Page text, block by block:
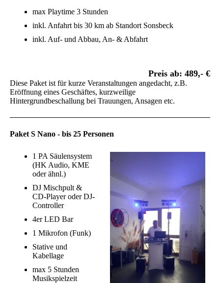
max Playtime 3 Stunden
inkl. Anfahrt bis 30 km ab Standort Sonsbeck
inkl. Auf- und Abbau, An- & Abfahrt
Preis ab: 489,- €
Diese Paket ist für kurze Veranstaltungen angedacht, z.B.
Eröffnung eines Geschäftes, kurzweilige
Hintergrundbeschallung bei Trauungen, Ansagen etc.
Paket S Nano - bis 25 Personen
1 PA Säulensystem
(HK Audio, KME
oder ähnl.)
DJ Mischpult &
CD-Player oder DJ-
Controller
4er LED Bar
1 Mikrofon (Funk)
Stative und
Kabellage
max 5 Stunden
Musikspielzeit